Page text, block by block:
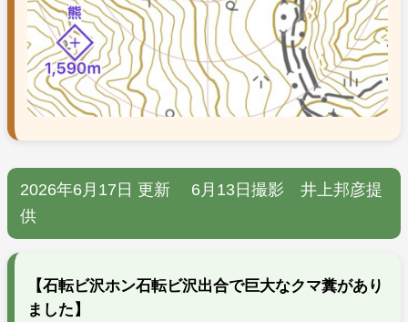
2026年6月17日 更新 6月13日撮影 井上邦彦提
供
【石転ビ沢ホン石転ビ沢出合で巨大なクマ糞があり
ました】